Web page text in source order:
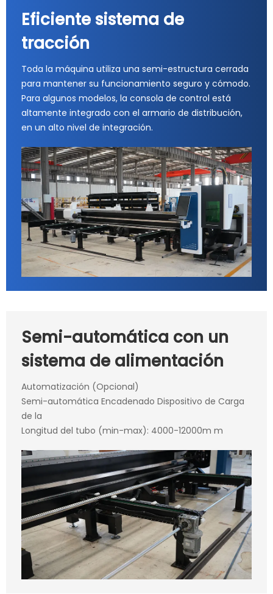
Eficiente sistema de
tracción
Toda la máquina utiliza una semi-estructura cerrada
para mantener su funcionamiento seguro y cómodo.
Para algunos modelos, la consola de control está
altamente integrado con el armario de distribución,
en un alto nivel de integración.
Semi-automática con un
sistema de alimentación
Automatización (Opcional)
Semi-automática Encadenado Dispositivo de Carga
de la
Longitud del tubo (min-max): 4000-12000m m